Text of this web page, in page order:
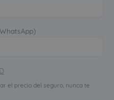
el precio del seguro, nunca te